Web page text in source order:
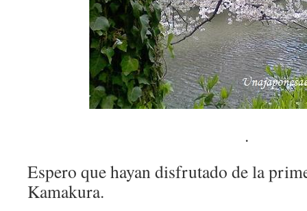
.
Espero que hayan disfrutado de la
Kamakura.